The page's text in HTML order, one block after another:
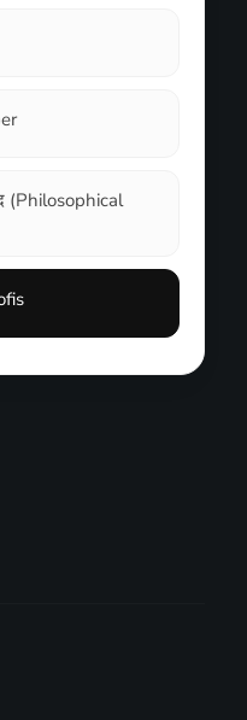
(Philosophical